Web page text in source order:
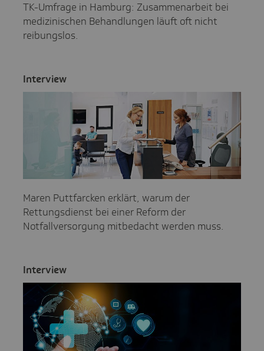
TK-Umfrage in Hamburg: Zusammenarbeit bei
medizinischen Behandlungen läuft oft nicht
reibungslos.
Inter­view
Maren Puttfarcken erklärt, warum der
Rettungsdienst bei einer Reform der
Notfallversorgung mitbedacht werden muss.
Inter­view